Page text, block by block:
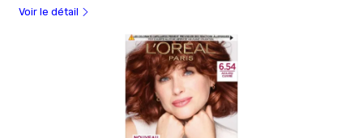
Voir le détail